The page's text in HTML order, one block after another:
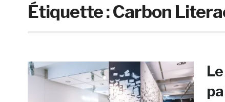
Étiquette :Carbon